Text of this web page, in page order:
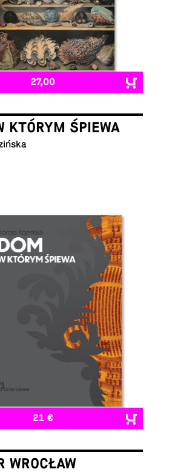
27,00
KTÓRYM ŚPIEWA
21 €
WROCŁAW